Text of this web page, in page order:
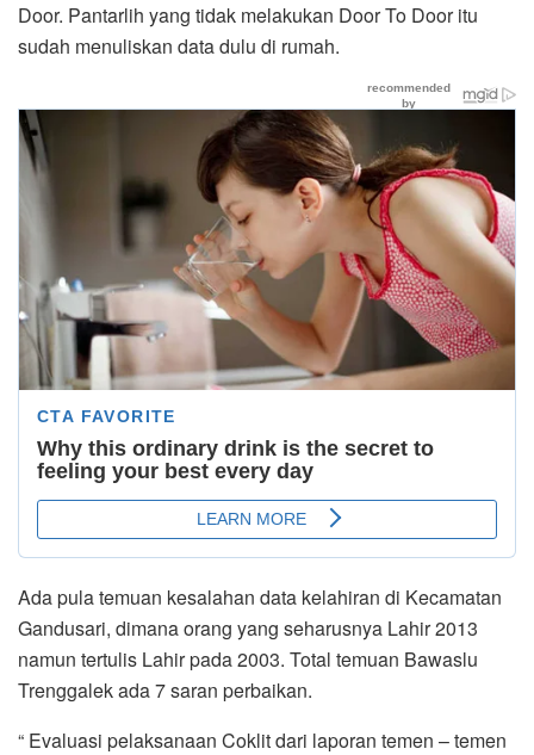
Door. Pantarlih yang tidak melakukan Door To Door itu
sudah menuliskan data dulu di rumah.
Ada pula temuan kesalahan data kelahiran di Kecamatan
Gandusari, dimana orang yang seharusnya Lahir 2013
namun tertulis Lahir pada 2003. Total temuan Bawaslu
Trenggalek ada 7 saran perbaikan.
“ Evaluasi pelaksanaan Coklit dari laporan temen – temen